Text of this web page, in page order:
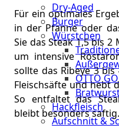
Dry-Aged
Burger
Würstchen
OTTO
Hackfleisch
Aufschnitt &
Für ein optimales
in der Pfanne oder
Sie das Steak 1,5 bis
um intensive
sollte das Ribeye 3
Fleischsäfte und hebt
So entfaltet das
bleibt besonders saftig.